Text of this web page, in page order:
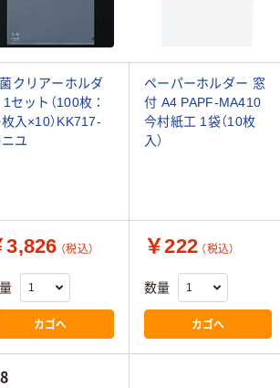
クリアーホルダ
セット（100枚：
入×10）KK717-
ユ
ペーパーホルダー 窓
付 A4 PAPF-MA410
今村紙工 1袋（10枚
入）
3,826 （税込）
カゴへ
￥222 （税込）
数量
カゴへ